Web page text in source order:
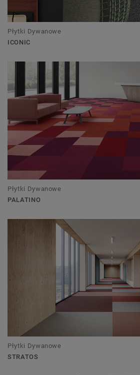
Płytki Dywanowe
ICONIC
Płytki Dywanowe
PALATINO
Płytki Dywanowe
STRATOS